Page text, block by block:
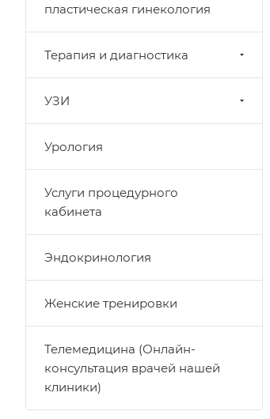
пластическая гинекология
Терапия и диагностика
УЗИ
Урология
Услуги процедурного
кабинета
Эндокринология
Женские тренировки
Телемедицина (Онлайн-
консультация врачей нашей
клиники)